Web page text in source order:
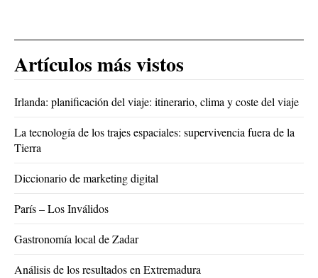
Artículos más vistos
Irlanda: planificación del viaje: itinerario, clima y coste del viaje
La tecnología de los trajes espaciales: supervivencia fuera de la
Tierra
Diccionario de marketing digital
París – Los Inválidos
Gastronomía local de Zadar
Análisis de los resultados en Extremadura